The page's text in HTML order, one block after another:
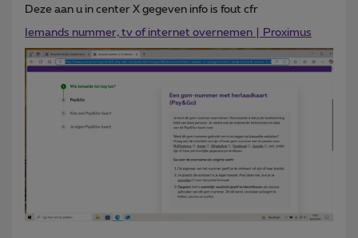
Deze aan u in center X gegeven info is fout cfr
Iemands nummer, tv of internet overnemen | Proximus